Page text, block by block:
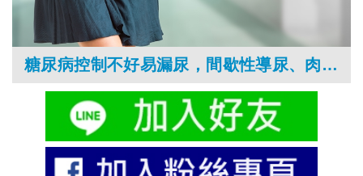
糖尿病控制不好易漏尿，間歇性導尿、肉毒桿菌助改善